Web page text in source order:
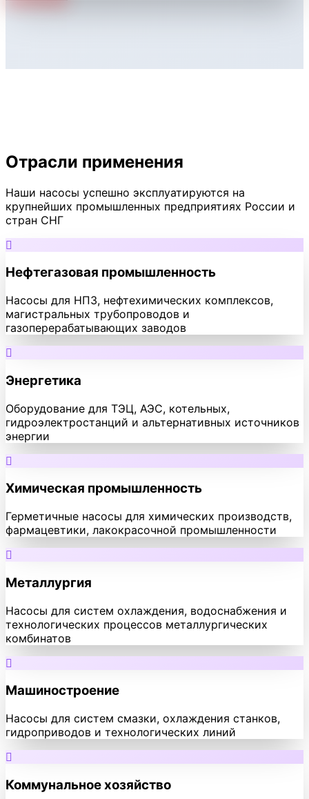
Отрасли применения
Наши насосы успешно эксплуатируются на
крупнейших промышленных предприятиях России и
стран СНГ
Нефтегазовая промышленность
Насосы для НПЗ, нефтехимических комплексов,
магистральных трубопроводов и
газоперерабатывающих заводов
Энергетика
Оборудование для ТЭЦ, АЭС, котельных,
гидроэлектростанций и альтернативных источников
энергии
Химическая промышленность
Герметичные насосы для химических производств,
фармацевтики, лакокрасочной промышленности
Металлургия
Насосы для систем охлаждения, водоснабжения и
технологических процессов металлургических
комбинатов
Машиностроение
Насосы для систем смазки, охлаждения станков,
гидроприводов и технологических линий
Коммунальное хозяйство